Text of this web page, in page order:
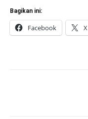
Bagikan ini:
Facebook X